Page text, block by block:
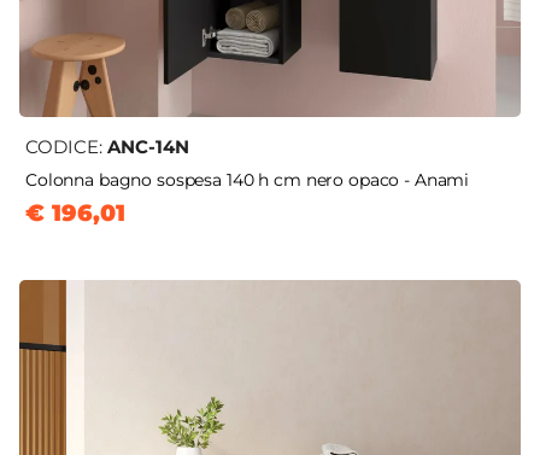
CODICE: ANC-14N
Colonna bagno sospesa 140 h cm nero opaco - Anami
€ 196,01